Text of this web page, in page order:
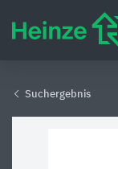
Suchergebnis